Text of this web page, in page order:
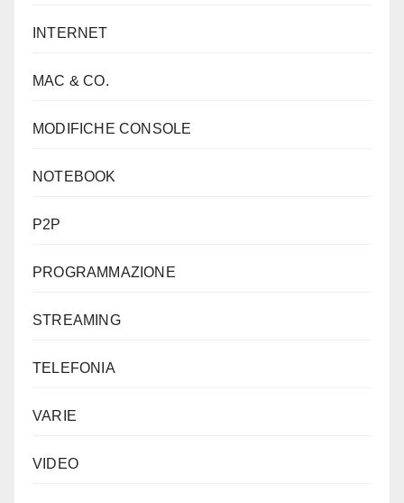
INTERNET
MAC & CO.
MODIFICHE CONSOLE
NOTEBOOK
P2P
PROGRAMMAZIONE
STREAMING
TELEFONIA
VARIE
VIDEO